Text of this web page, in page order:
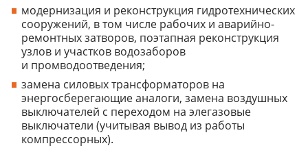
модернизация и реконструкция гидротехнических
сооружений, в том числе рабочих и аварийно-
ремонтных затворов, поэтапная реконструкция
узлов и участков водозаборов
и промводоотведения;
замена силовых трансформаторов на
энергосберегающие аналоги, замена воздушных
выключателей с переходом на элегазовые
выключатели (учитывая вывод из работы
компрессорных).